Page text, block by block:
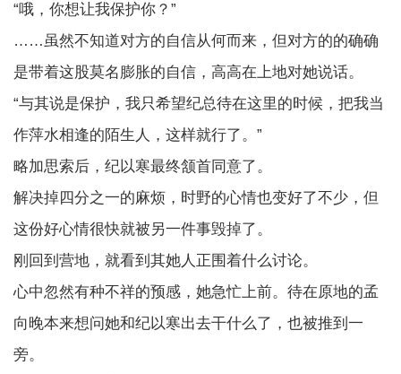
“哦，你想让我保护你？”
……虽然不知道对方的自信从何而来，但对方的的确确
是带着这股莫名膨胀的自信，高高在上地对她说话。
“与其说是保护，我只希望纪总待在这里的时候，把我当
作萍水相逢的陌生人，这样就行了。”
略加思索后，纪以寒最终颔首同意了。
解决掉四分之一的麻烦，时野的心情也变好了不少，但
这份好心情很快就被另一件事毁掉了。
刚回到营地，就看到其她人正围着什么讨论。
心中忽然有种不祥的预感，她急忙上前。待在原地的孟
向晚本来想问她和纪以寒出去干什么了，也被推到一
旁。